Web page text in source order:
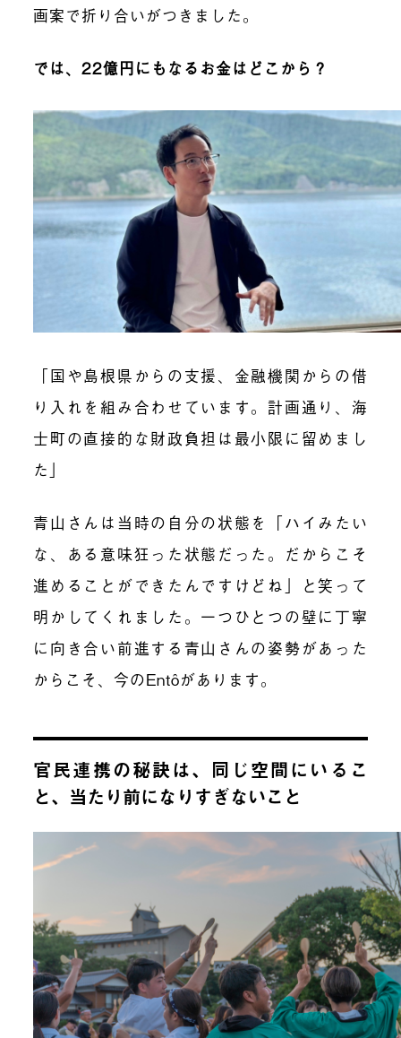
画案で折り合いがつきました。
では、22億円にもなるお金はどこから？
「国や島根県からの支援、金融機関からの借
り入れを組み合わせています。計画通り、海
士町の直接的な財政負担は最小限に留めまし
た」
青山さんは当時の自分の状態を「ハイみたい
な、ある意味狂った状態だった。だからこそ
進めることができたんですけどね」と笑って
明かしてくれました。一つひとつの壁に丁寧
に向き合い前進する青山さんの姿勢があった
からこそ、今のEntôがあります。
官民連携の秘訣は、同じ空間にいるこ
と、当たり前になりすぎないこと